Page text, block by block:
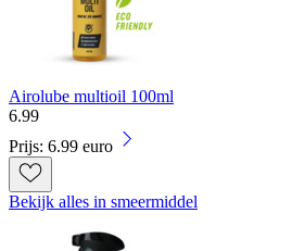
Airolube multioil 100ml
6.99
Prijs: 6.99 euro
Bekijk alles in smeermiddel